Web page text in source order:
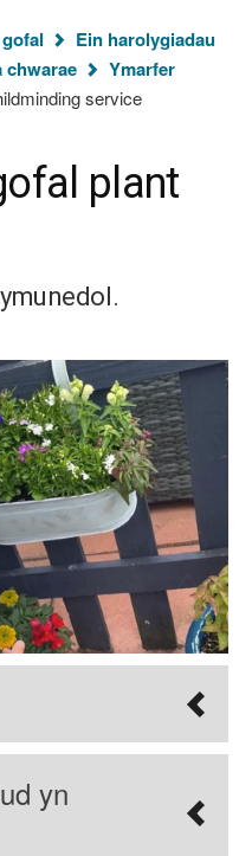
Ein harolygiadau
chwarae
Ymarfer
service
plant
yn